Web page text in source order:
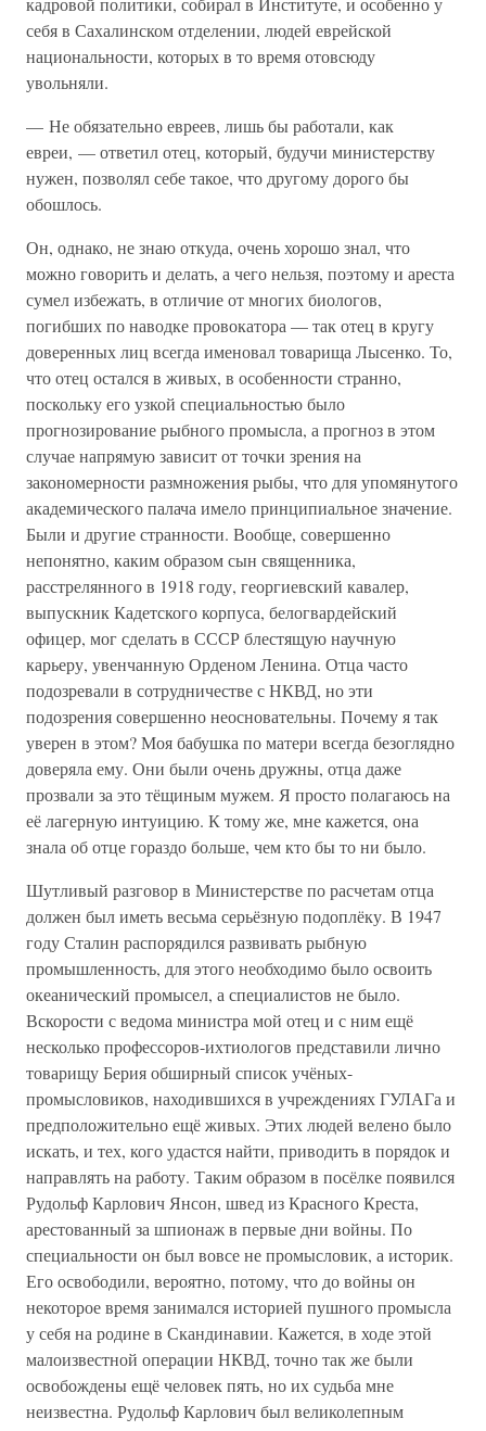
себя в Сахалинском отделении, людей еврейской
национальности, которых в то время отовсюду
увольняли.
— Не обязательно евреев, лишь бы работали, как
евреи, — ответил отец, который, будучи министерству
нужен, позволял себе такое, что другому дорого бы
обошлось.
Он, однако, не знаю откуда, очень хорошо знал, что
можно говорить и делать, а чего нельзя, поэтому и ареста
сумел избежать, в отличие от многих биологов,
погибших по наводке провокатора — так отец в кругу
доверенных лиц всегда именовал товарища Лысенко. То,
что отец остался в живых, в особенности странно,
поскольку его узкой специальностью было
прогнозирование рыбного промысла, а прогноз в этом
случае напрямую зависит от точки зрения на
закономерности размножения рыбы, что для упомянутого
академического палача имело принципиальное значение.
Были и другие странности. Вообще, совершенно
непонятно, каким образом сын священника,
расстрелянного в 1918 году, георгиевский кавалер,
выпускник Кадетского корпуса, белогвардейский
офицер, мог сделать в СССР блестящую научную
карьеру, увенчанную Орденом Ленина. Отца часто
подозревали в сотрудничестве с НКВД, но эти
подозрения совершенно неосновательны. Почему я так
уверен в этом? Моя бабушка по матери всегда безоглядно
доверяла ему. Они были очень дружны, отца даже
прозвали за это тёщиным мужем. Я просто полагаюсь на
её лагерную интуицию. К тому же, мне кажется, она
знала об отце гораздо больше, чем кто бы то ни было.
Шутливый разговор в Министерстве по расчетам отца
должен был иметь весьма серьёзную подоплёку. В 1947
году Сталин распорядился развивать рыбную
промышленность, для этого необходимо было освоить
океанический промысел, а специалистов не было.
Вскорости с ведома министра мой отец и с ним ещё
несколько профессоров-ихтиологов представили лично
товарищу Берия обширный список учёных-
промысловиков, находившихся в учреждениях ГУЛАГа и
предположительно ещё живых. Этих людей велено было
искать, и тех, кого удастся найти, приводить в порядок и
направлять на работу. Таким образом в посёлке появился
Рудольф Карлович Янсон, швед из Красного Креста,
арестованный за шпионаж в первые дни войны. По
специальности он был вовсе не промысловик, а историк.
Его освободили, вероятно, потому, что до войны он
некоторое время занимался историей пушного промысла
у себя на родине в Скандинавии. Кажется, в ходе этой
малоизвестной операции НКВД, точно так же были
освобождены ещё человек пять, но их судьба мне
неизвестна. Рудольф Карлович был великолепным